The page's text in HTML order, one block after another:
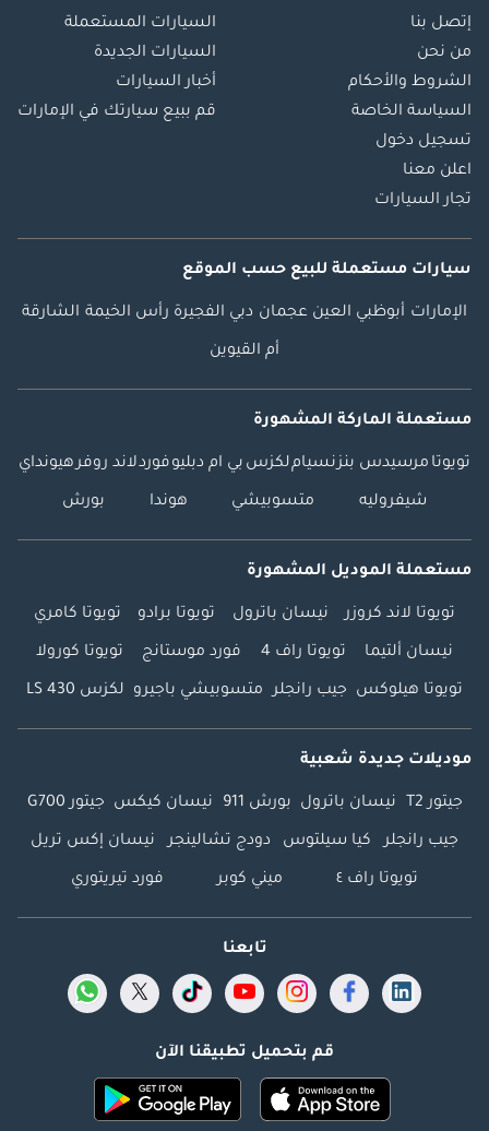
إتصل بنا
من نحن
الشروط والأحكام
السياسة الخاصة
تسجيل دخول
اعلن معنا
تجار السيارات
السيارات المستعملة
السيارات الجديدة
أخبار السيارات
قم ببيع سيارتك في الإمارات
سيارات مستعملة للبيع حسب الموقع
الإمارات أبوظبي العين عجمان دبي الفجيرة رأس الخيمة الشارقة
أم القيوين
مستعملة الماركة المشهورة
تويوتا مرسيدس بنزنسياملكزس بي ام دبليوفوردلاند روفرهيونداي
شيفروليه متسوبيشي هوندا بورش
مستعملة الموديل المشهورة
تويوتا لاند كروزر نيسان باترول تويوتا برادو تويوتا كامري
نيسان ألتيما تويوتا راف 4 فورد موستانج تويوتا كورولا
تويوتا هيلوكس جيب رانجلر متسوبيشي باجيرو لكزس LS 430
موديلات جديدة شعبية
جيتور T2 نيسان باترول بورش 911 نيسان كيكس جيتور G700
جيب رانجلر كيا سيلتوس دودج تشالينجر نيسان إكس تريل
تويوتا راف ٤ ميني كوبر فورد تيريتوري
تابعنا
قم بتحميل تطبيقنا الآن